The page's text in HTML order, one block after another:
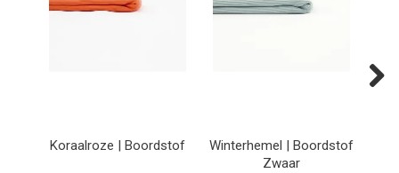
Koraalroze | Boordstof
Winterhemel | Boordstof
Zwaar